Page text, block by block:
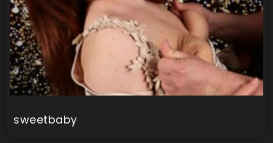
sweetbaby